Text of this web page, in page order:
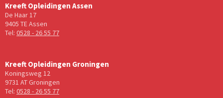
Kreeft Opleidingen Assen
De Haar 17
9405 TE Assen
Tel: 0528 - 26 55 77
Kreeft Opleidingen Groningen
Koningsweg 12
9731 AT Groningen
Tel: 0528 - 26 55 77